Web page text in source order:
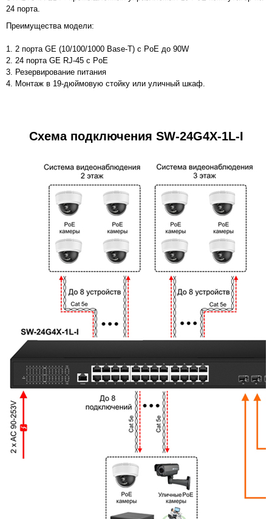
24 порта.
Преимущества модели:
1. 2 порта GE (10/100/1000 Base-T) с PoE до 90W
2. 24 порта GE RJ-45 c PoE
3. Резервирование питания
4. Монтаж в 19-дюймовую стойку или уличный шкаф.
Схема подключения SW-24G4X-1L-I